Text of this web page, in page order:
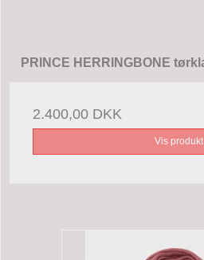
PRINCE HERRINGBONE
2.400,00 DKK
Vis produkt